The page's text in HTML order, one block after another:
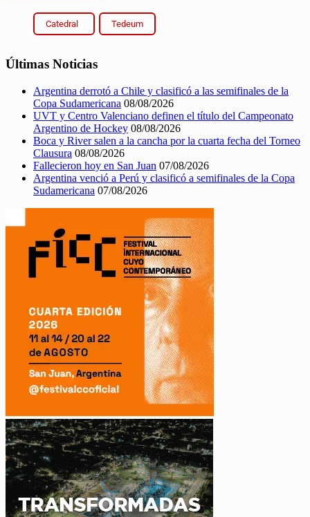
Catedral Tedeum
Últimas Noticias
Argentina derrotó a Chile y clasificó a las semifinales de la
Copa Sudamericana 08/08/2026
UVT y Centro Valenciano definen el título del Campeonato
Argentino de Hockey 08/08/2026
Boca y River salen a la cancha por la cuarta fecha del Torneo
Clausura 08/08/2026
Fallecieron hoy en San Juan 07/08/2026
Argentina venció a Perú y clasificó a semifinales de la Copa
Sudamericana 07/08/2026